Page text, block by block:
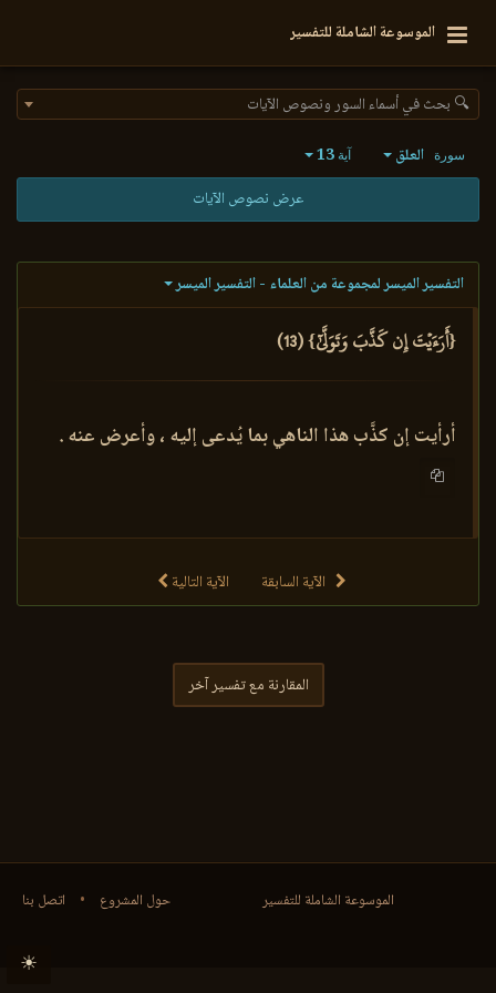
الموسوعة الشاملة للتفسير
🔍 بحث في أسماء السور ونصوص الآيات
سورة العلق آية 13
عرض نصوص الآيات
التفسير الميسر لمجموعة من العلماء - التفسير الميسر
{أَرَءَيۡتَ إِن كَذَّبَ وَتَوَلَّىٰٓ} (13)
أرأيت إن كذَّب هذا الناهي بما يُدعى إليه ، وأعرض عنه .
الآية السابقة الآية التالية
المقارنة مع تفسير آخر
حول المشروع • اتصل بنا الموسوعة الشاملة للتفسير
☀